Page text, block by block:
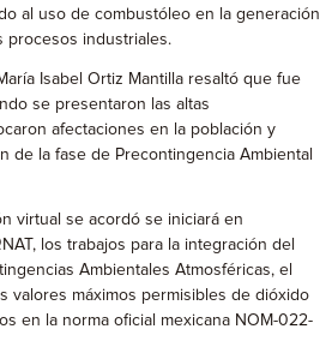
al uso de combustóleo en la generación
procesos industriales.
Isabel Ortiz Mantilla resaltó que fue
se presentaron las altas
afectaciones en la población y
de la fase de Precontingencia Ambiental
virtual se acordó se iniciará en
los trabajos para la integración del
Ambientales Atmosféricas, el
valores máximos permisibles de dióxido
en la norma oficial mexicana NOM-022-